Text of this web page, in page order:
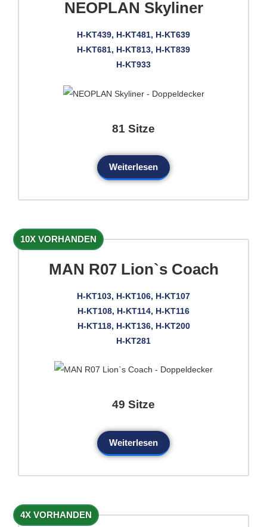
NEOPLAN Skyliner
H-KT439, H-KT481, H-KT639
H-KT681, H-KT813, H-KT839
H-KT933
81 Sitze
Weiterlesen
10X VORHANDEN
MAN R07 Lion`s Coach
H-KT103, H-KT106, H-KT107
H-KT108, H-KT114, H-KT116
H-KT118, H-KT136, H-KT200
H-KT281
49 Sitze
Weiterlesen
4X VORHANDEN